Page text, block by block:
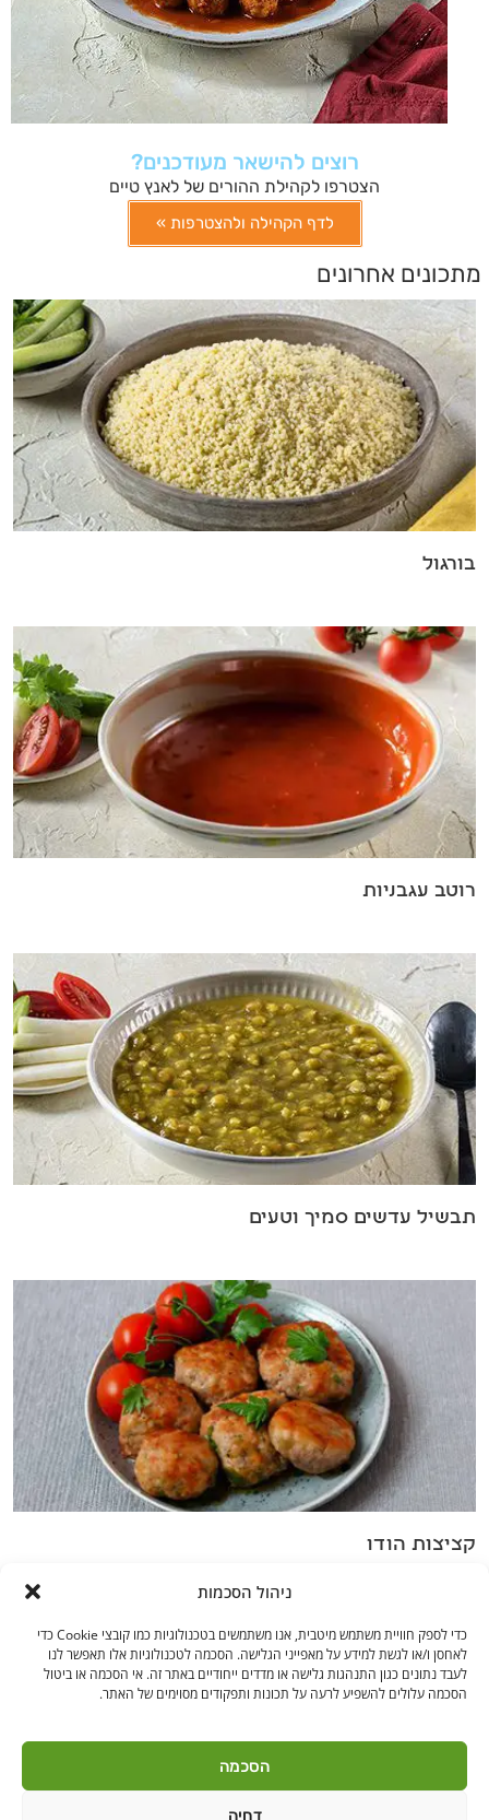
ניהול הסכמות
כדי לספק חוויית משתמש מיטבית, אנו משתמשים בטכנולוגיות כמו קובצי Cookie כדי
לאחסן ו/או לגשת למידע על מאפייני הגלישה. הסכמה לטכנולוגיות אלו תאפשר לנו
לעבד נתונים כגון התנהגות גלישה או מדדים ייחודיים באתר זה. אי הסכמה או ביטול
הסכמה עלולים להשפיע לרעה על תכונות ותפקודים מסוימים של האתר.
הסכמה
דחיה
רוצים להישאר מעודכנים?
הצטרפו לקהילת ההורים של לאנץ טיים
לדף הקהילה ולהצטרפות »
מתכונים אחרונים
בורגול
רוטב עגבניות
תבשיל עדשים סמיך וטעים
קציצות הודו
בקרו אותנו